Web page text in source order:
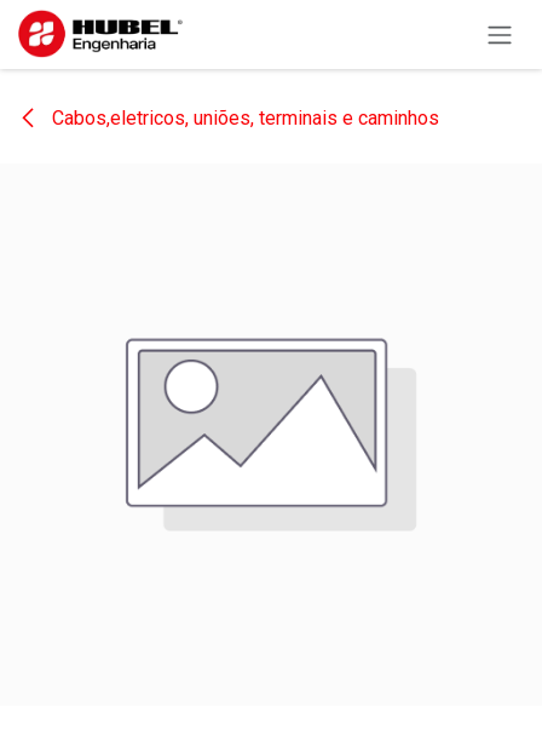
Pular para o conteúdo
Cabos,eletricos, uniões, terminais e caminhos